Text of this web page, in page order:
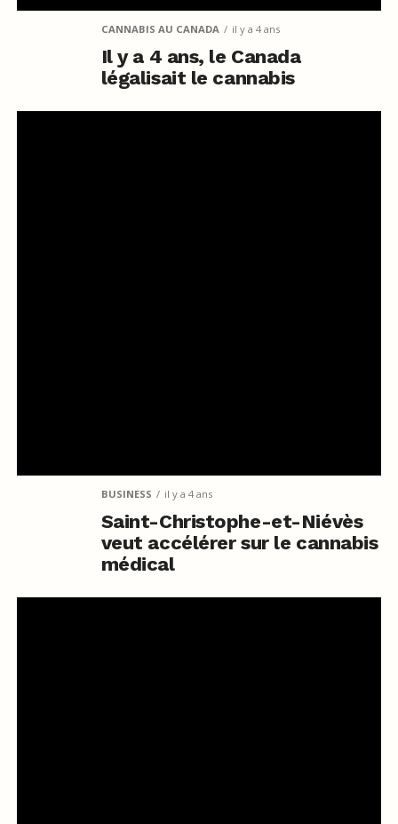
CANNABIS AU CANADA il y a 4 ans
Il y a 4 ans, le Canada
légalisait le cannabis
BUSINESS il y a 4 ans
Saint-Christophe-et-Niévès
veut accélérer sur le cannabis
médical